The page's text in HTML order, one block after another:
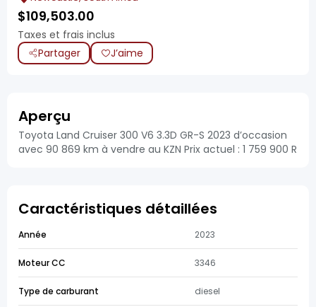
$109,503.00
Taxes et frais inclus
Partager
J’aime
Aperçu
Toyota Land Cruiser 300 V6 3.3D GR-S 2023 d’occasion
avec 90 869 km à vendre au KZN Prix actuel : 1 759 900 R
Caractéristiques détaillées
Année 2023
Moteur CC 3346
Type de carburant diesel